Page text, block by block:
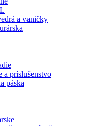
a vaničky
a príslušenstvo
páska